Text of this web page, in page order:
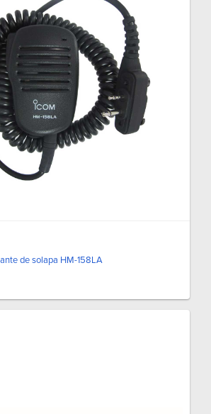
de solapa HM-158LA